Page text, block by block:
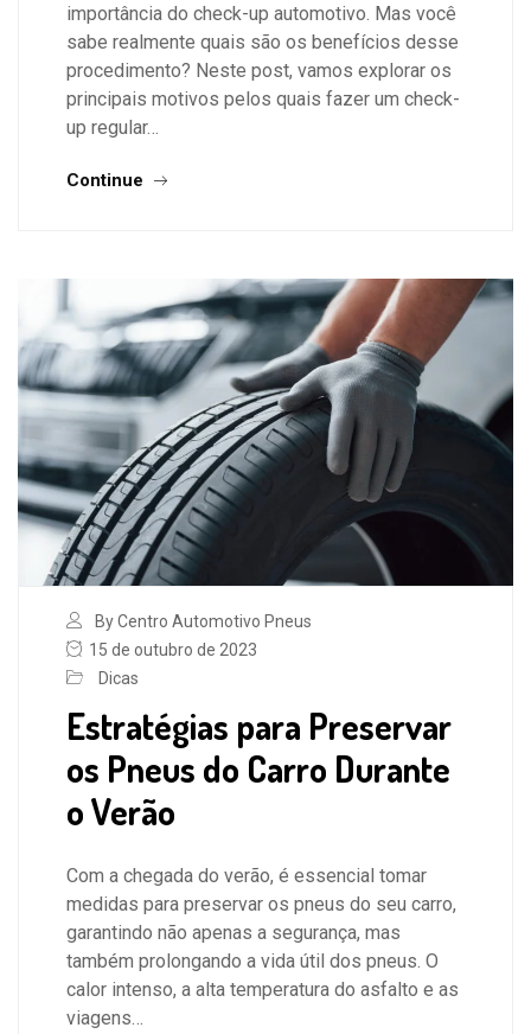
importância do check-up automotivo. Mas você
sabe realmente quais são os benefícios desse
procedimento? Neste post, vamos explorar os
principais motivos pelos quais fazer um check-
up regular…
Continue
By Centro Automotivo Pneus
15 de outubro de 2023
Dicas
Estratégias para Preservar
os Pneus do Carro Durante
o Verão
Com a chegada do verão, é essencial tomar
medidas para preservar os pneus do seu carro,
garantindo não apenas a segurança, mas
também prolongando a vida útil dos pneus. O
calor intenso, a alta temperatura do asfalto e as
viagens…